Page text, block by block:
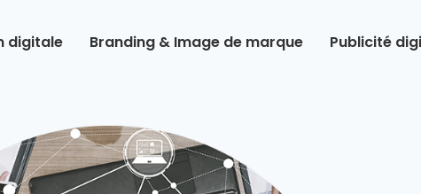
digitale Branding & Image de marque Publicité